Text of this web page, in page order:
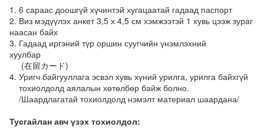
1. 6 сараас доошгүй хүчинтэй хугацаатай гадаад паспорт
2. Виз мэдүүлэх анкет 3,5 х 4,5 см хэмжээтэй 1 хувь цээж зураг
наасан байх
3. Гадаад иргэний түр оршин суугчийн үнэмлэхний
хуулбар
(在留カード)
4. Уригч байгууллага эсвэл хувь хүний урилга, урилга байхгүй
тохиолдолд аялалын хөтөлбөр байж болно.
/Шаардлагатай тохиолдолд нэмэлт материал шаардана/
Тусгайлан авч үзэх тохиолдол: